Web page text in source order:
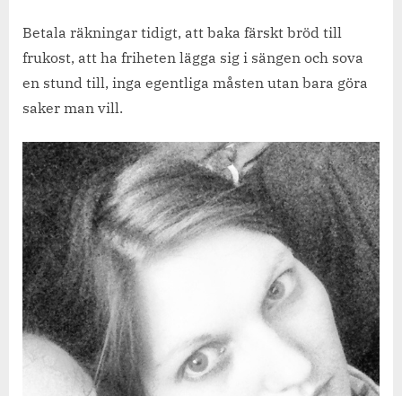
jag
gillar
Betala räkningar tidigt, att baka färskt bröd till
frukost, att ha friheten lägga sig i sängen och sova
en stund till, inga egentliga måsten utan bara göra
saker man vill.